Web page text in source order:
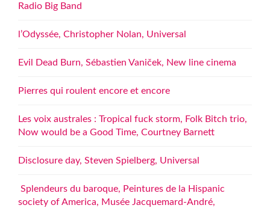
Radio Big Band
l’Odyssée, Christopher Nolan, Universal
Evil Dead Burn, Sébastien Vaniček, New line cinema
Pierres qui roulent encore et encore
Les voix australes : Tropical fuck storm, Folk Bitch trio,
Now would be a Good Time, Courtney Barnett
Disclosure day, Steven Spielberg, Universal
Splendeurs du baroque, Peintures de la Hispanic
society of America, Musée Jacquemard-André,